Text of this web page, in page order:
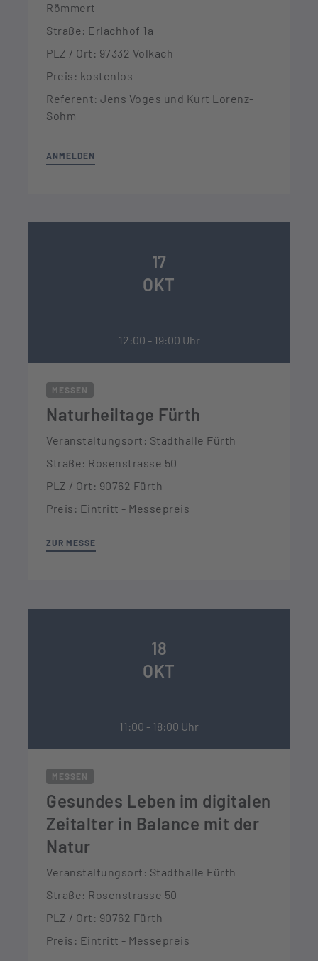
Römmert
Straße: Erlachhof 1a
PLZ / Ort: 97332 Volkach
Preis: kostenlos
Referent: Jens Voges und Kurt Lorenz-
Sohm
ANMELDEN
17
OKT
12:00 - 19:00 Uhr
MESSEN
Naturheiltage Fürth
Veranstaltungsort: Stadthalle Fürth
Straße: Rosenstrasse 50
PLZ / Ort: 90762 Fürth
Preis: Eintritt - Messepreis
ZUR MESSE
18
OKT
11:00 - 18:00 Uhr
MESSEN
Gesundes Leben im digitalen
Zeitalter in Balance mit der
Natur
Veranstaltungsort: Stadthalle Fürth
Straße: Rosenstrasse 50
PLZ / Ort: 90762 Fürth
Preis: Eintritt - Messepreis